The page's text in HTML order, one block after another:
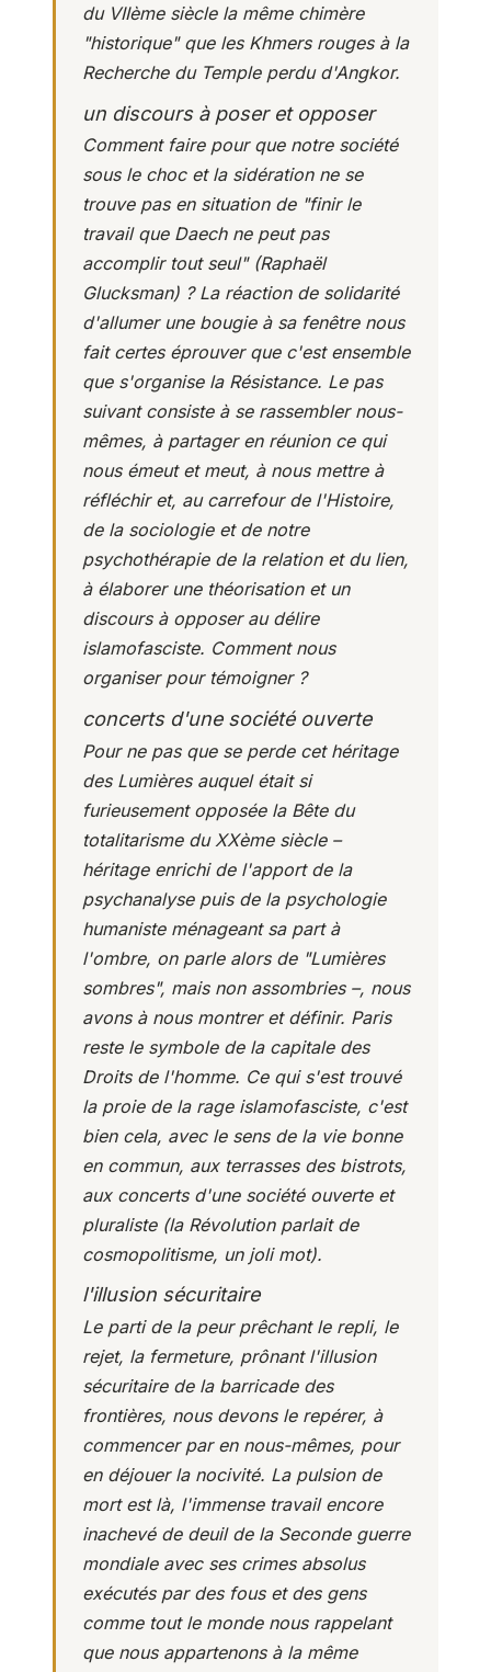
du VIIème siècle la même chimère
"historique" que les Khmers rouges à la
Recherche du Temple perdud'Angkor.
un discours à poser et opposer
Comment faire pour que notre société
sous le choc et la sidération ne se
trouve pas en situation de "finir le
travail que Daech ne peut pas
accomplir tout seul"(Raphaël
Glucksman) ? La réaction de solidarité
d'allumer une bougie à sa fenêtre nous
fait certes éprouver que c'est ensemble
que s'organise la Résistance. Le pas
suivant consiste à se rassembler nous-
mêmes, à partager en réunion ce qui
nous émeut et meut, à nous mettre à
réfléchir et, au carrefour de l'Histoire,
de la sociologie et de notre
psychothérapie de la relation et du lien,
à élaborer une théorisation et un
discours à opposer au délire
islamofasciste. Comment nous
organiser pour témoigner ?
concerts d'une société ouverte
Pour ne pas que se perde cet héritage
des Lumières auquel était si
furieusement opposée la Bête du
totalitarisme du XXème siècle –
héritage enrichi de l'apport de la
psychanalyse puis de la psychologie
humaniste ménageant sa part à
l'ombre, on parle alors de "Lumières
sombres", mais non assombries –, nous
avons à nous montrer et définir. Paris
reste le symbole de la capitale des
Droits de l'homme. Ce qui s'est trouvé
la proie de la rage islamofasciste, c'est
bien cela, avec le sens de la vie bonne
en commun, aux terrasses des bistrots,
aux concerts d'une société ouverte et
pluraliste (la Révolution parlait de
cosmopolitisme, un joli mot).
l'illusion sécuritaire
Le parti de la peur prêchant le repli, le
rejet, la fermeture, prônant l'illusion
sécuritaire de la barricade des
frontières, nous devons le repérer, à
commencer par en nous-mêmes, pour
en déjouer la nocivité. La pulsion de
mort est là, l'immense travail encore
inachevé de deuil de la Seconde guerre
mondiale avec ses crimes absolus
exécutés par des fous et des gens
comme tout le monde nous rappelant
que nous appartenons à la même